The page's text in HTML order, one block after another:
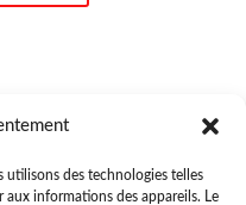
utilisons des technologies telles
informations des appareils. Le